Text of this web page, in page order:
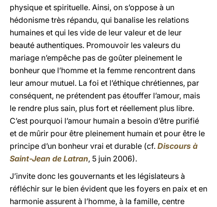
physique et spirituelle. Ainsi, on s’oppose à un
hédonisme très répandu, qui banalise les relations
humaines et qui les vide de leur valeur et de leur
beauté authentiques. Promouvoir les valeurs du
mariage n’empêche pas de goûter pleinement le
bonheur que l’homme et la femme rencontrent dans
leur amour mutuel. La foi et l’éthique chrétiennes, par
conséquent, ne prétendent pas étouffer l’amour, mais
le rendre plus sain, plus fort et réellement plus libre.
C’est pourquoi l’amour humain a besoin d’être purifié
et de mûrir pour être pleinement humain et pour être le
principe d’un bonheur vrai et durable (cf. Discours à
Saint-Jean de Latran, 5 juin 2006).
J’invite donc les gouvernants et les législateurs à
réfléchir sur le bien évident que les foyers en paix et en
harmonie assurent à l’homme, à la famille, centre